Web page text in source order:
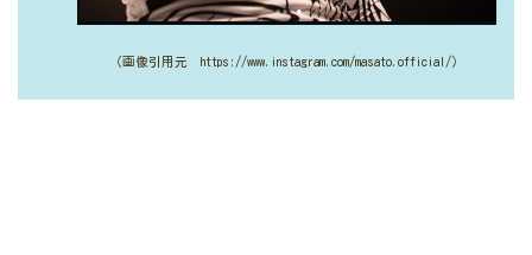
（画像引用元 https://www.instagram.com/masato.official/）